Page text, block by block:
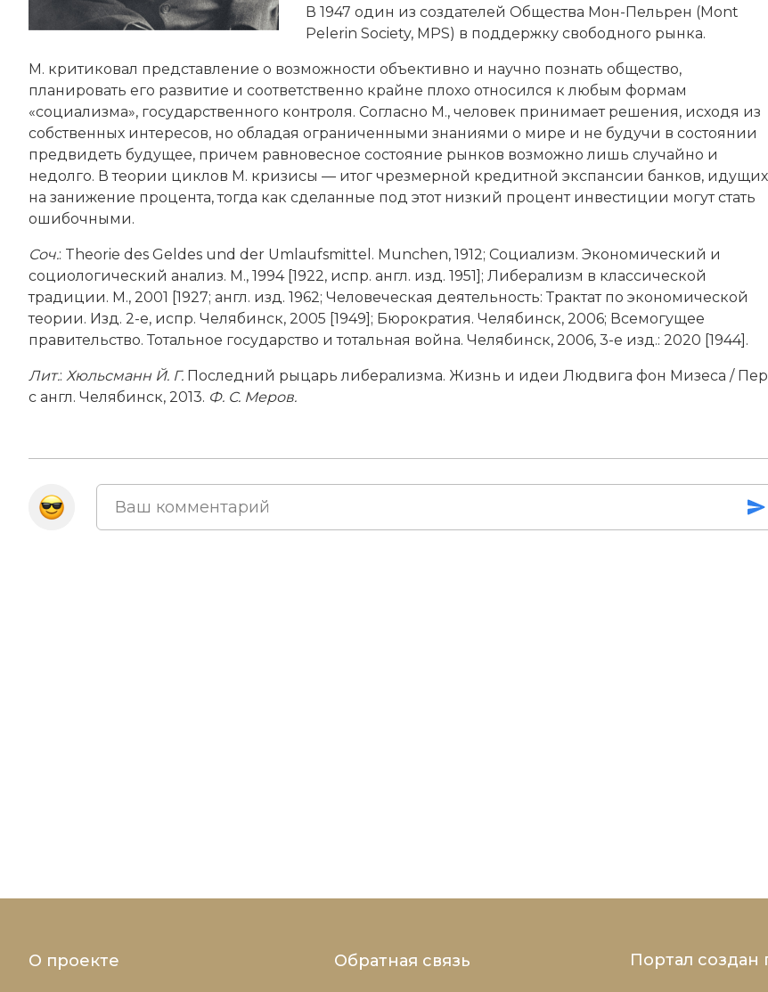
В 1947 один из создателей Общества Мон-Пельрен (Mont
Pelerin Society, MPS) в поддержку свободного рынка.
М. критиковал представление о возможности объективно и научно познать общество,
планировать его развитие и соответственно крайне плохо относился к любым формам
«социализма», государственного контроля. Согласно М., человек принимает решения, исходя из
собственных интересов, но обладая ограниченными знаниями о мире и не будучи в состоянии
предвидеть будущее, причем равновесное состояние рынков возможно лишь случайно и
недолго. В теории циклов М. кризисы — итог чрезмерной кредитной экспансии банков, идущих
на занижение процента, тогда как сделанные под этот низкий процент инвестиции могут стать
ошибочными.
Соч.: Theorie des Geldes und der Umlaufsmittel. Munchen, 1912; Социализм. Экономический и
социологический анализ. М., 1994 [1922, испр. англ. изд. 1951]; Либерализм в классической
традиции. М., 2001 [1927; англ. изд. 1962; Человеческая деятельность: Трактат по экономической
теории. Изд. 2-е, испр. Челябинск, 2005 [1949]; Бюрократия. Челябинск, 2006; Всемогущее
правительство. Тотальное государство и тотальная война. Челябинск, 2006, 3-е изд.: 2020 [1944].
Лит.: Хюльсманн Й. Г. Последний рыцарь либерализма. Жизнь и идеи Людвига фон Мизеса /
с англ. Челябинск, 2013. Ф. С. Меров.
О проекте
Обратная связь Портал